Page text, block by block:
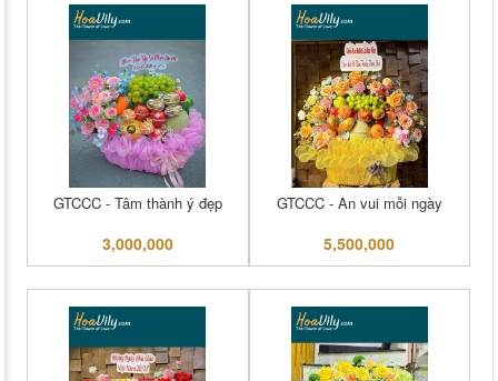
GTCCC - Tâm thành ý đẹp
3,000,000
GTCCC - An vui mỗi ngày
5,500,000